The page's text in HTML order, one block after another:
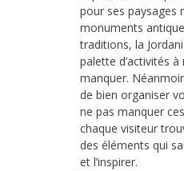
pour ses paysages
monuments
traditions, la
palette d’activités
manquer.
de bien organiser
ne pas manquer
chaque visiteur
des éléments qui
et l’inspirer.